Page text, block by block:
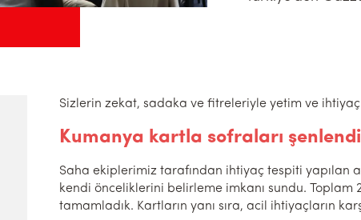
Sizlerin zekat, sadaka ve fitreleriyle yetim ve
Kumanya kartla sofraları
Saha ekiplerimiz tarafından ihtiyaç tespiti yapılan
kendi önceliklerini belirleme imkanı sundu. Toplam
tamamladık. Kartların yanı sıra, acil ihtiyaçların